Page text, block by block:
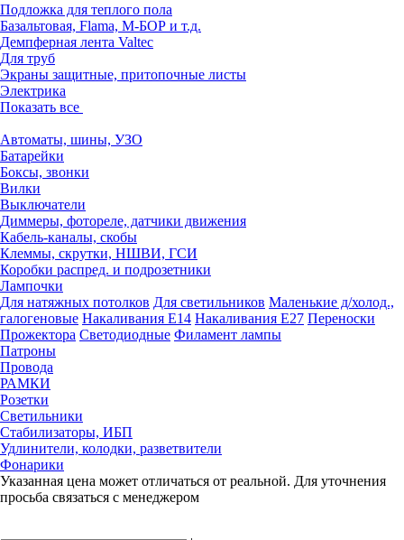
Подложка для теплого пола
Базальтовая, Flama, М-БОР и т.д.
Демпферная лента Valtec
Для труб
Экраны защитные, притопочные листы
Электрика
Показать все
Автоматы, шины, УЗО
Батарейки
Боксы, звонки
Вилки
Выключатели
Диммеры, фотореле, датчики движения
Кабель-каналы, скобы
Клеммы, скрутки, НШВИ, ГСИ
Коробки распред. и подрозетники
Лампочки
Для натяжных потолков Для светильников Маленькие д/холод.,
галогеновые Накаливания Е14 Накаливания Е27 Переноски
Прожектора Светодиодные Филамент лампы
Патроны
Провода
РАМКИ
Розетки
Светильники
Стабилизаторы, ИБП
Удлинители, колодки, разветвители
Фонарики
Указанная цена может отличаться от реальной. Для уточнения
просьба связаться с менеджером